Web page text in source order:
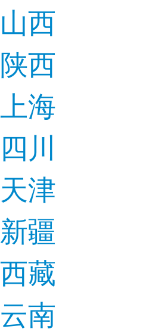
山西
陕西
上海
四川
天津
新疆
西藏
云南